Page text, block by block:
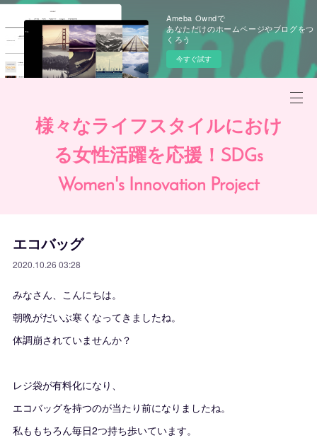
Ameba Owndで
あなただけのホームページやブログをつ
くろう
今すぐ試す
様々なライフスタイルにおけ
る女性活躍を応援！SDGs
Women's Innovation Project
エコバッグ
2020.10.26 03:28
みなさん、こんにちは。
朝晩がだいぶ寒くなってきましたね。
体調崩されていませんか？
レジ袋が有料化になり、
エコバッグを持つのが当たり前になりましたね。
私ももちろん毎日2つ持ち歩いています。